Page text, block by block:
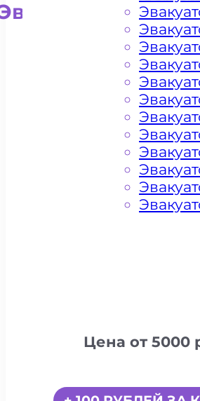
для
Цена от 5000